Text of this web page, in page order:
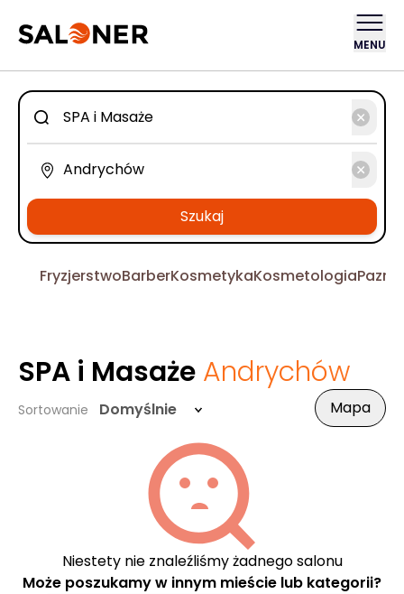
MENU
Szukaj
FryzjerstwoBarberKosmetykaKosmetologia
SPA i Masaże Andrychów
Sortowanie Domyślnie Mapa
Niestety nie znaleźliśmy żadnego salonu
Może poszukamy w innym mieście lub kategorii?